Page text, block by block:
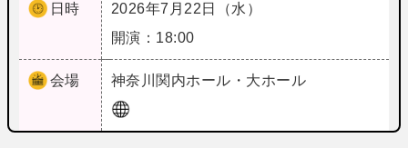
日時
2026年7月22日（水）
開演：18:00
会場 神奈川 関内ホール・大ホール